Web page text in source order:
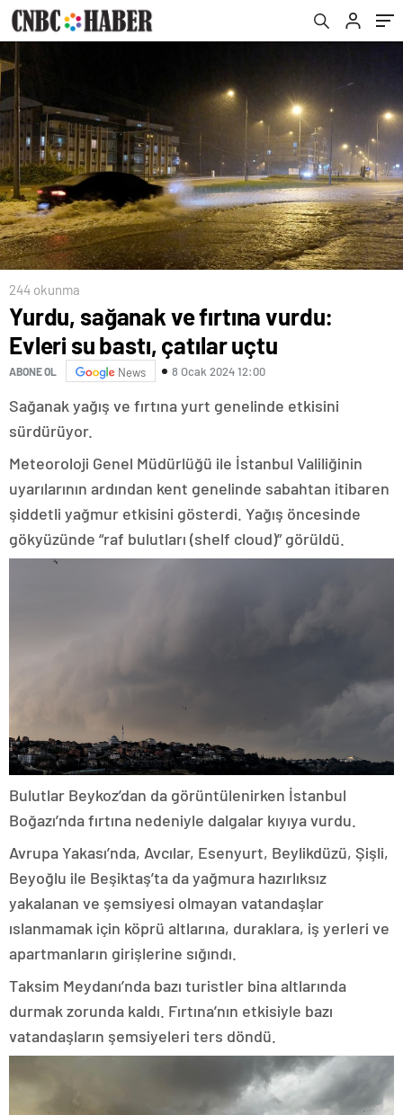
244 okunma
Yurdu, sağanak ve fırtına vurdu:
Evleri su bastı, çatılar uçtu
ABONE OL News 8 Ocak 2024 12:00
Sağanak yağış ve fırtına yurt genelinde etkisini
sürdürüyor.
Meteoroloji Genel Müdürlüğü ile İstanbul Valiliğinin
uyarılarının ardından kent genelinde sabahtan itibaren
şiddetli yağmur etkisini gösterdi. Yağış öncesinde
gökyüzünde “raf bulutları (shelf cloud)” görüldü.
Bulutlar Beykoz’dan da görüntülenirken İstanbul
Boğazı’nda fırtına nedeniyle dalgalar kıyıya vurdu.
Avrupa Yakası’nda, Avcılar, Esenyurt, Beylikdüzü, Şişli,
Beyoğlu ile Beşiktaş’ta da yağmura hazırlıksız
yakalanan ve şemsiyesi olmayan vatandaşlar
ıslanmamak için köprü altlarına, duraklara, iş yerleri ve
apartmanların girişlerine sığındı.
Taksim Meydanı’nda bazı turistler bina altlarında
durmak zorunda kaldı. Fırtına’nın etkisiyle bazı
vatandaşların şemsiyeleri ters döndü.